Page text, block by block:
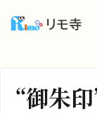
“御朱